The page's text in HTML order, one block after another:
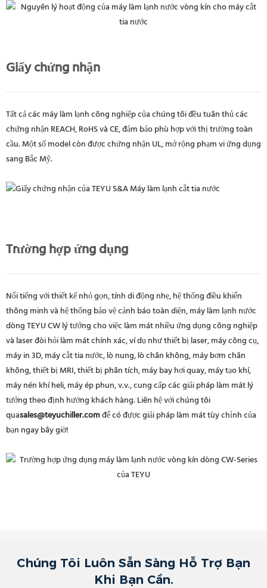
Giấy chứng nhận
Tất cả các máy làm lạnh công nghiệp của chúng tôi đều tuân thủ các
chứng nhận REACH, RoHS và CE, đảm bảo phù hợp với thị trường toàn
cầu. Một số model còn được chứng nhận UL, mở rộng phạm vi ứng dụng
sang Bắc Mỹ.
Trường hợp ứng dụng
Nổi tiếng với thiết kế nhỏ gọn, tính di động nhẹ, hệ thống điều khiển
thông minh và hệ thống bảo vệ cảnh báo toàn diện, máy làm lạnh nước
dòng TEYU CW lý tưởng cho việc làm mát nhiều ứng dụng công nghiệp
và laser đòi hỏi làm mát chính xác, ví dụ như thiết bị laser, máy công cụ,
máy in 3D, máy cắt tia nước, lò nung, lò chân không, máy bơm chân
không, thiết bị MRI, thiết bị phân tích, máy bay hơi quay, máy tạo khí,
máy nén khí heli, máy ép phun, v.v., cung cấp các giải pháp làm mát lý
tưởng theo định hướng khách hàng. Liên hệ với chúng tôi
quasales@teyuchiller.comđể có được giải pháp làm mát tùy chỉnh của
bạn ngay bây giờ!
Chúng Tôi Luôn Sẵn Sàng Hỗ Trợ Bạn
Khi Bạn Cần.